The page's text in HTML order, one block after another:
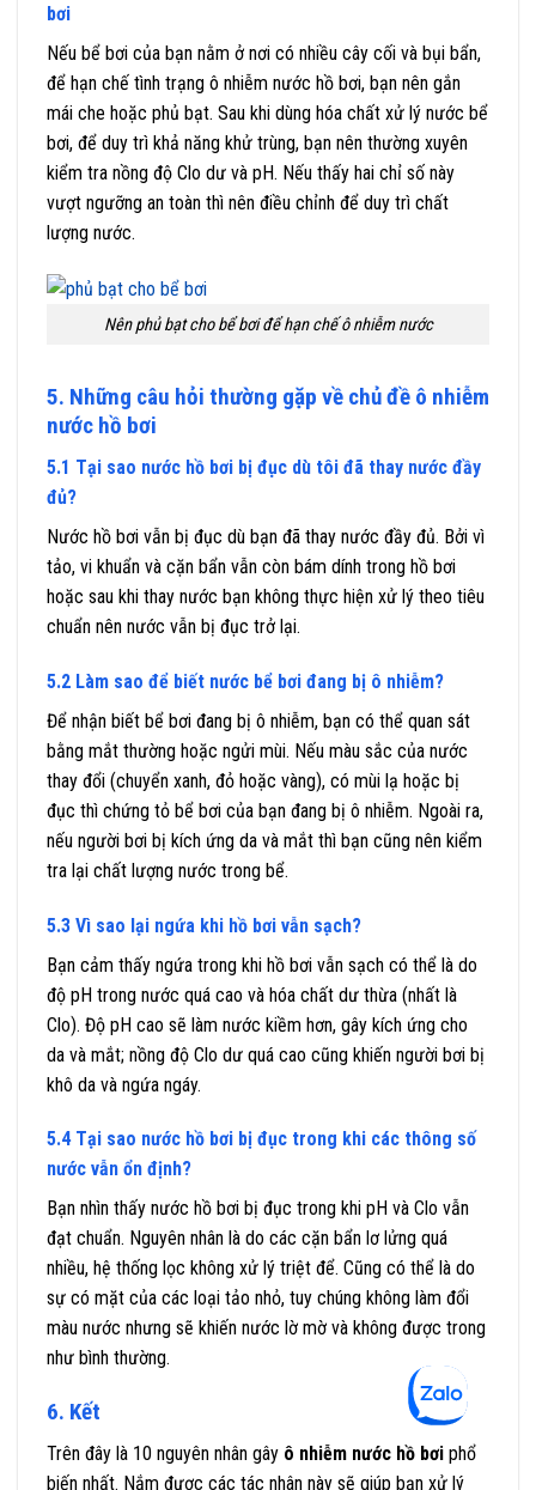
bơi
Nếu bể bơi của bạn nằm ở nơi có nhiều cây cối và bụi bẩn,
để hạn chế tình trạng ô nhiễm nước hồ bơi, bạn nên gắn
mái che hoặc phủ bạt. Sau khi dùng hóa chất xử lý nước bể
bơi, để duy trì khả năng khử trùng, bạn nên thường xuyên
kiểm tra nồng độ Clo dư và pH. Nếu thấy hai chỉ số này
vượt ngưỡng an toàn thì nên điều chỉnh để duy trì chất
lượng nước.
Nên phủ bạt cho bể bơi để hạn chế ô nhiễm nước
5. Những câu hỏi thường gặp về chủ đề ô nhiễm
nước hồ bơi
5.1 Tại sao nước hồ bơi bị đục dù tôi đã thay nước đầy
đủ?
Nước hồ bơi vẫn bị đục dù bạn đã thay nước đầy đủ. Bởi vì
tảo, vi khuẩn và cặn bẩn vẫn còn bám dính trong hồ bơi
hoặc sau khi thay nước bạn không thực hiện xử lý theo tiêu
chuẩn nên nước vẫn bị đục trở lại.
5.2 Làm sao để biết nước bể bơi đang bị ô nhiễm?
Để nhận biết bể bơi đang bị ô nhiễm, bạn có thể quan sát
bằng mắt thường hoặc ngửi mùi. Nếu màu sắc của nước
thay đổi (chuyển xanh, đỏ hoặc vàng), có mùi lạ hoặc bị
đục thì chứng tỏ bể bơi của bạn đang bị ô nhiễm. Ngoài ra,
nếu người bơi bị kích ứng da và mắt thì bạn cũng nên kiểm
tra lại chất lượng nước trong bể.
5.3 Vì sao lại ngứa khi hồ bơi vẫn sạch?
Bạn cảm thấy ngứa trong khi hồ bơi vẫn sạch có thể là do
độ pH trong nước quá cao và hóa chất dư thừa (nhất là
Clo). Độ pH cao sẽ làm nước kiềm hơn, gây kích ứng cho
da và mắt; nồng độ Clo dư quá cao cũng khiến người bơi bị
khô da và ngứa ngáy.
5.4 Tại sao nước hồ bơi bị đục trong khi các thông số
nước vẫn ổn định?
Bạn nhìn thấy nước hồ bơi bị đục trong khi pH và Clo vẫn
đạt chuẩn. Nguyên nhân là do các cặn bẩn lơ lửng quá
nhiều, hệ thống lọc không xử lý triệt để. Cũng có thể là do
sự có mặt của các loại tảo nhỏ, tuy chúng không làm đổi
màu nước nhưng sẽ khiến nước lờ mờ và không được trong
như bình thường.
6. Kết
Trên đây là 10 nguyên nhân gây ô nhiễm nước hồ bơi phổ
biến nhất. Nắm được các tác nhân này sẽ giúp bạn xử lý